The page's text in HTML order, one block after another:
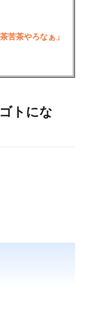
苦茶やろなぁ」
トにな